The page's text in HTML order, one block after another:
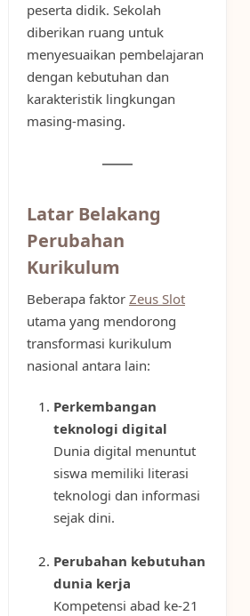
peserta didik. Sekolah
diberikan ruang untuk
menyesuaikan pembelajaran
dengan kebutuhan dan
karakteristik lingkungan
masing-masing.
Latar Belakang
Perubahan
Kurikulum
Beberapa faktor Zeus Slot
utama yang mendorong
transformasi kurikulum
nasional antara lain:
Perkembangan
teknologi digital
Dunia digital menuntut
siswa memiliki literasi
teknologi dan informasi
sejak dini.
Perubahan kebutuhan
dunia kerja
Kompetensi abad ke-21